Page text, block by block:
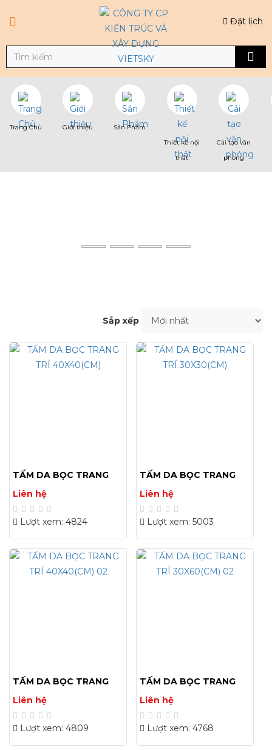
Đặt lịch
Trang Chủ Giới thiệu
Sản Phẩm
Thiết kế nội
thất
Cải tạo văn
phòng
Sắp xếp
TẤM DA BỌC TRANG
TRÍ 40X40(CM)
Liên hệ
Lượt xem: 4824
TẤM DA BỌC TRANG
TRÍ 30X30(CM)
Liên hệ
Lượt xem: 5003
TẤM DA BỌC TRANG
TRÍ 40X40(CM) 02
Liên hệ
Lượt xem: 4809
TẤM DA BỌC TRANG
TRÍ 30X60(CM) 02
Liên hệ
Lượt xem: 4768